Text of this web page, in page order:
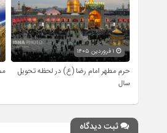
حرم مطهر امام رضا (ع) در لحظه تحویل
سال
ثبت دیدگاه